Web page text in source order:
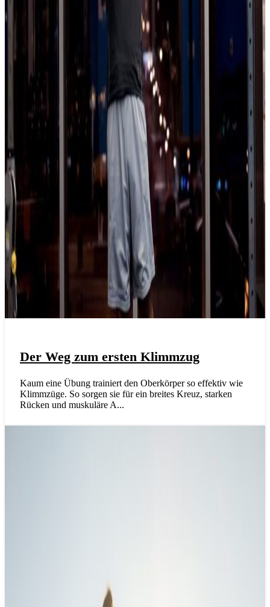
Der Weg zum ersten Klimmzug
Kaum eine Übung trainiert den Oberkörper so effektiv wie
Klimmzüge. So sorgen sie für ein breites Kreuz, starken
Rücken und muskuläre A...